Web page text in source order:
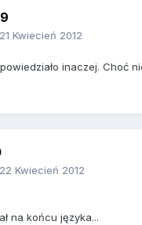
21 Kwiecień 2012
inaczej. Choć nie
22 Kwiecień 2012
na końcu języka...